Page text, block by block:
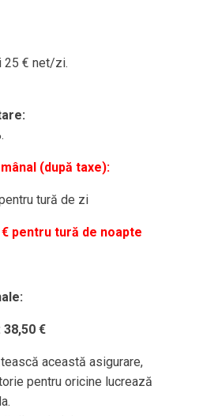
25 € net/zi.
(după taxe):
tură de zi
pentru tură de noapte
€
această asigurare,
pentru oricine lucrează